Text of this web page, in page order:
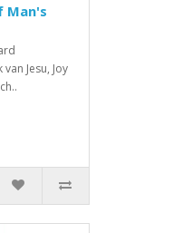
Man's
Jesu, Joy